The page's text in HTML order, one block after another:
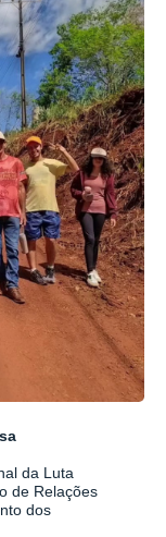
da Luta
de Relações
dos